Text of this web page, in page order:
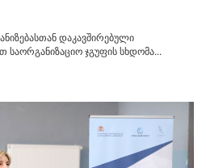
დაკავშირებული
საორგანიზაციო ჯგუფის სხდომა...